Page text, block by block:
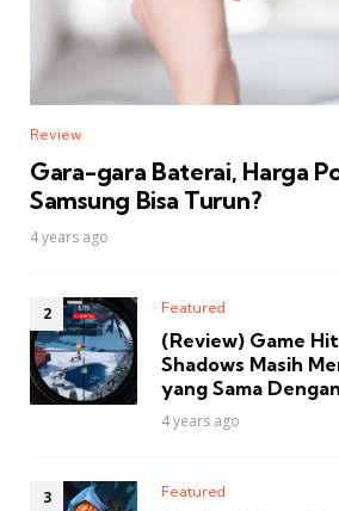
Review
Gara-gara Baterai, Harga
Samsung Bisa Turun?
4 years ago
Featured
(Review) Game
Shadows Masih
yang Sama
4 years ago
Featured